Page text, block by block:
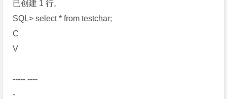
已创建 1 行。
SQL> select * from testchar;
C
V
----- ----
-